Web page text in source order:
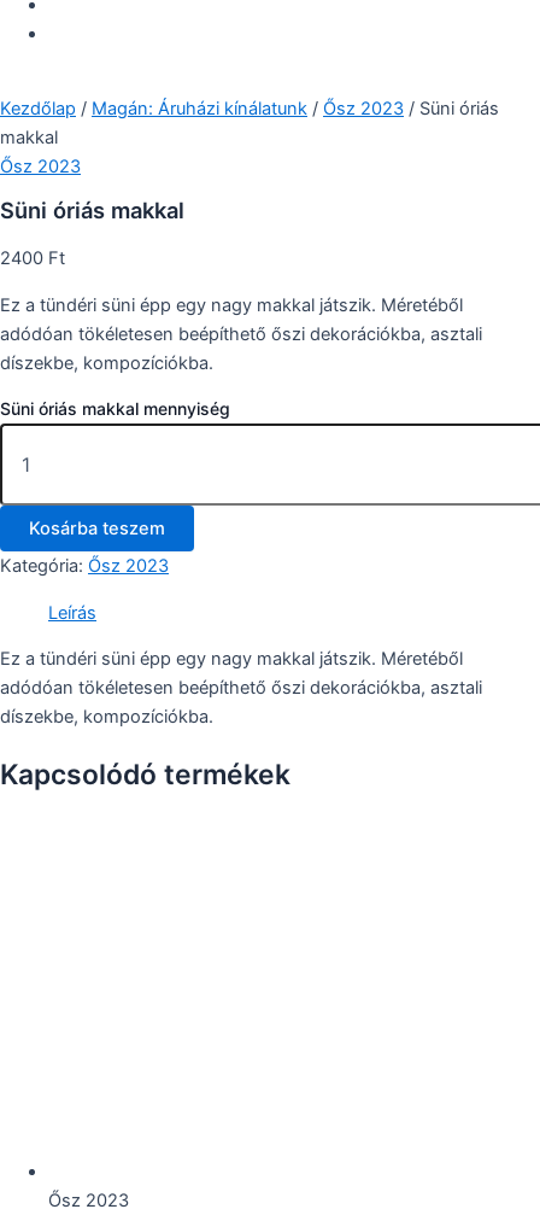
Kezdőlap / Magán: Áruházi kínálatunk / Ősz 2023 / Süni óriás
makkal
Ősz 2023
Süni óriás makkal
2400 Ft
Ez a tündéri süni épp egy nagy makkal játszik. Méretéből
adódóan tökéletesen beépíthető őszi dekorációkba, asztali
díszekbe, kompozíciókba.
Süni óriás makkal mennyiség
Kosárba teszem
Kategória: Ősz 2023
Leírás
Ez a tündéri süni épp egy nagy makkal játszik. Méretéből
adódóan tökéletesen beépíthető őszi dekorációkba, asztali
díszekbe, kompozíciókba.
Kapcsolódó termékek
Ősz 2023